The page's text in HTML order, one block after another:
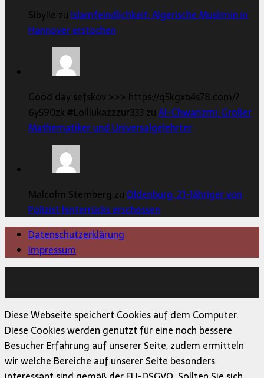
Sibylle zu Islamfeindlichkeit: Algerische Muslimin in
Hannover erstochen
Good day sefskov >>> https://q5kgxb4s78.com/?
6y590zk #Lolllukazzzur333 zuAl-Chwarizmi: Großer
Mathematiker und Universalgelehrter
Malcolm Sternberg zu Oldenburg: 21-Jähriger von
Polizist hinterrücks erschossen
Datenschutzerklärung
Impressum
Diese Webseite speichert Cookies auf dem Computer.
Diese Cookies werden genutzt für eine noch bessere
Besucher Erfahrung auf unserer Seite, zudem ermitteln
wir welche Bereiche auf unserer Seite besonders